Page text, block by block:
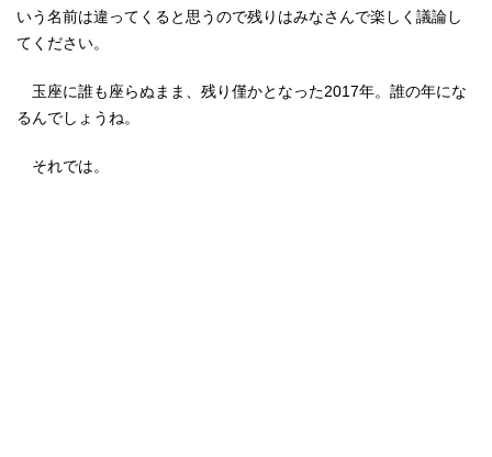
いう名前は違ってくると思うので残りはみなさんで楽しく議論し
てください。
玉座に誰も座らぬまま、残り僅かとなった2017年。誰の年にな
るんでしょうね。
それでは。